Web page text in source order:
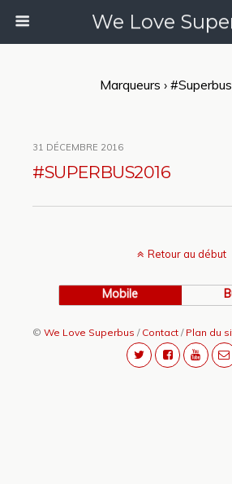
We Love
Marqueurs ›
31 DÉCEMBRE 2016
#SUPERBUS2016
Retour au début
Mobile
© We Love Superbus / Contact/ Plan du